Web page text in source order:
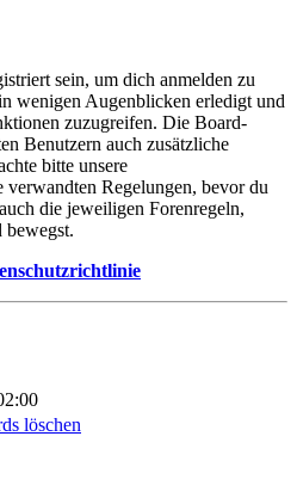
sein, um dich anmelden zu
wenigen Augenblicken erledigt und
zuzugreifen. Die Board-
Benutzern auch zusätzliche
bitte unsere
Regelungen, bevor du
die jeweiligen Forenregeln,
bewegst.
löschen